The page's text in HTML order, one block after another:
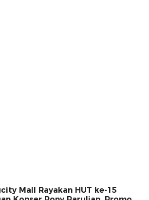
Mall Rayakan HUT ke-15